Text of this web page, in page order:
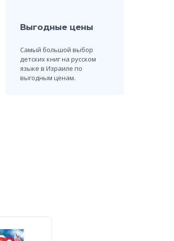
Выгодные цены
Самый большой выбор
детских книг на русском
языке в Израиле по
выгодным ценам.